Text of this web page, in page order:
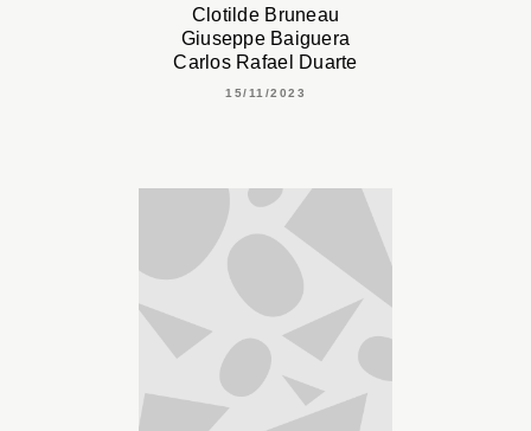
Clotilde Bruneau
Giuseppe Baiguera
Carlos Rafael Duarte
15/11/2023